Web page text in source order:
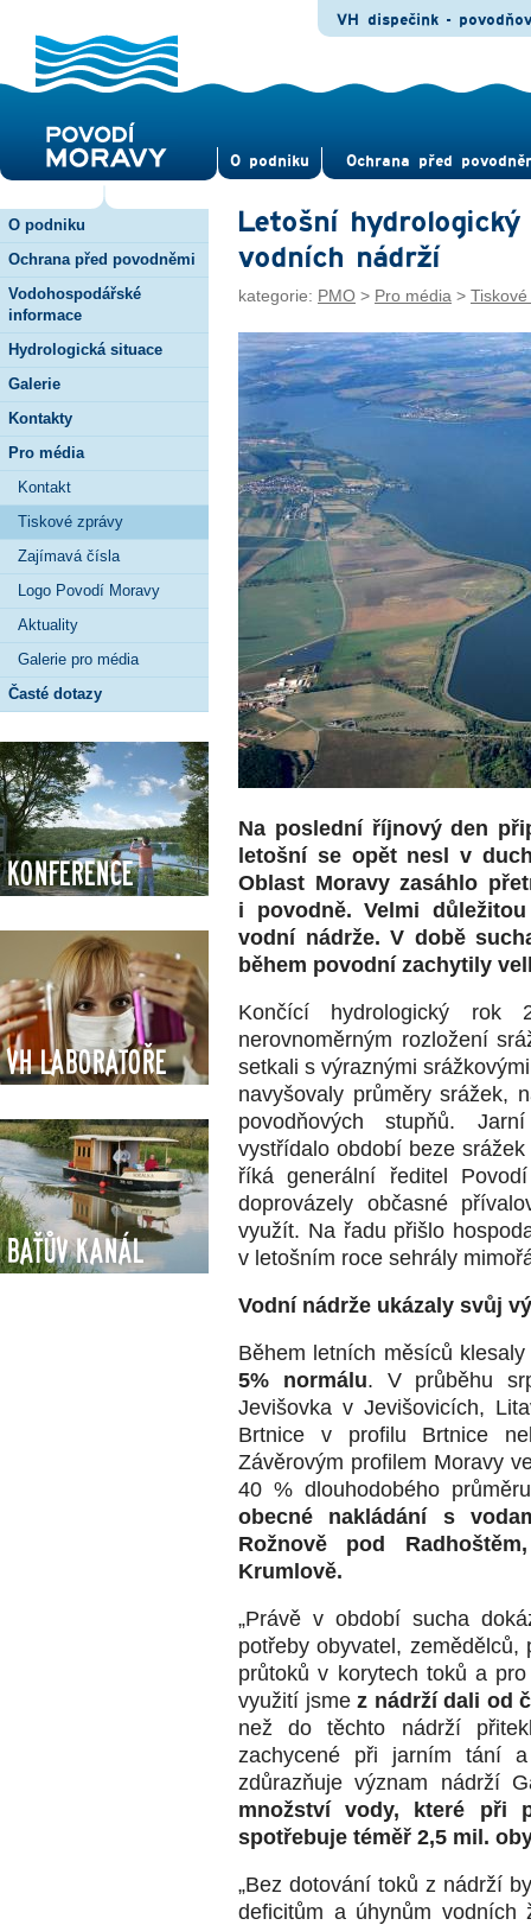
O pod­niku Ochrana před
VH dispečink -
O podniku
Ochrana před povodněmi
Vodohospodářské
informace
Hydrologická situace
Galerie
Kontakty
Pro média
Kontakt
Tiskové zprávy
Zajímavá čísla
Logo Povodí Moravy
Aktuality
Galerie pro média
Časté dotazy
Konference
VH Laboratoře
Baťův kanál
Letošní
vodních nádrží
kategorie: PMO > Pro média >
Na poslední říjnový den
letošní se opět nesl v
Oblast Moravy zasáhlo
i povodně. Velmi
vodní nádrže. V době
během povodní zachytily
Končící hydrologický rok
nerovnoměrným rozložení
setkali s výraznými
navyšovaly průměry srážek,
povodňových stupňů.
vystřídalo období beze
říká generální ředitel
doprovázely občasné
využít. Na řadu přišlo
v letošním roce sehrály
Vodní nádrže ukázaly svůj
Během letních měsíců
5% normálu. V průběhu
Jevišovka v Jevišovicích,
Brtnice v profilu Brtnice
Závěrovým profilem Moravy
40 % dlouhodobého
obecné nakládání s
Rožnově pod
Krumlově.
„Právě v období sucha
potřeby obyvatel,
průtoků v korytech toků a
využití jsme z nádrží dali od
než do těchto nádrží
zachycené při jarním tání
zdůrazňuje význam nádrží
množství vody, které při
spotřebuje téměř 2,5 mil.
„Bez dotování toků z nádrží
deficitům a úhynům vodních